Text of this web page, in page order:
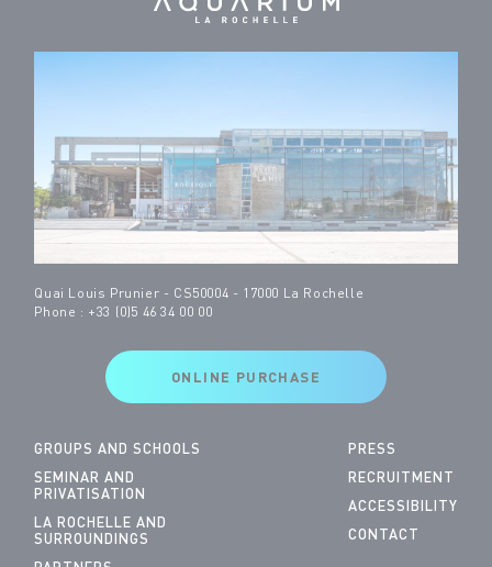
Quai Louis Prunier - CS50004 - 17000 La Rochelle
Phone : +33 (0)5 46 34 00 00
ONLINE PURCHASE
GROUPS AND SCHOOLS
SEMINAR AND
PRIVATISATION
LA ROCHELLE AND
SURROUNDINGS
PRESS
RECRUITMENT
ACCESSIBILITY
CONTACT